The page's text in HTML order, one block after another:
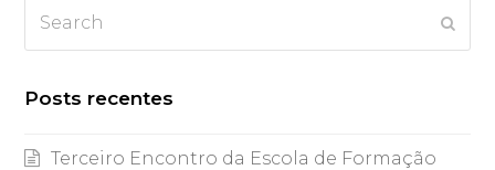
Posts recentes
Terceiro Encontro da Escola de Formação